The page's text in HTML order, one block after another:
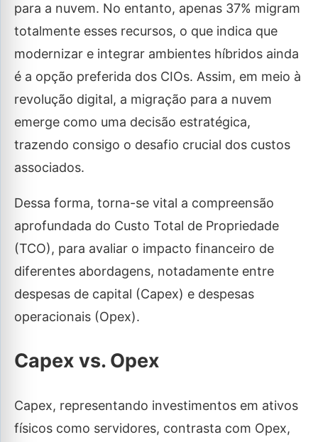
para a nuvem. No entanto, apenas 37% migram
totalmente esses recursos, o que indica que
modernizar e integrar ambientes híbridos ainda
é a opção preferida dos CIOs. Assim, em meio à
revolução digital, a migração para a nuvem
emerge como uma decisão estratégica,
trazendo consigo o desafio crucial dos custos
associados.
Dessa forma, torna-se vital a compreensão
aprofundada do Custo Total de Propriedade
(TCO), para avaliar o impacto financeiro de
diferentes abordagens, notadamente entre
despesas de capital (Capex) e despesas
operacionais (Opex).
Capex vs. Opex
Capex, representando investimentos em ativos
físicos como servidores, contrasta com Opex,